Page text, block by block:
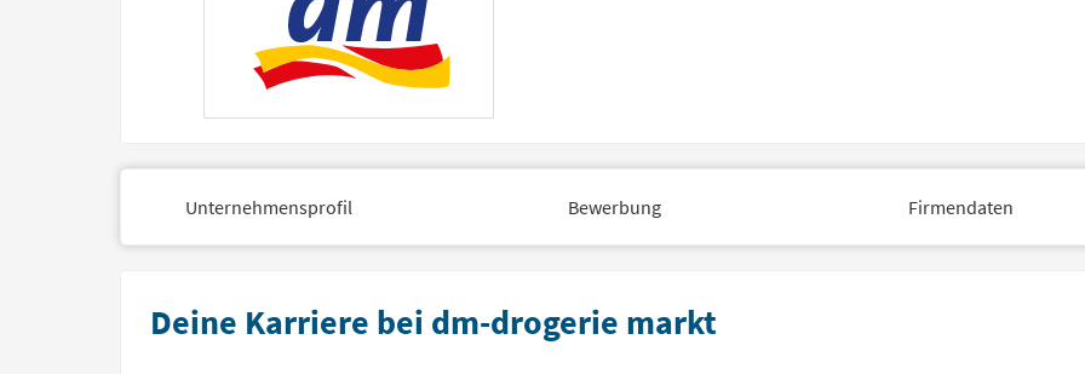
Unternehmensprofil Bewerbung Firmendaten
Deine Karriere bei dm-drogerie markt